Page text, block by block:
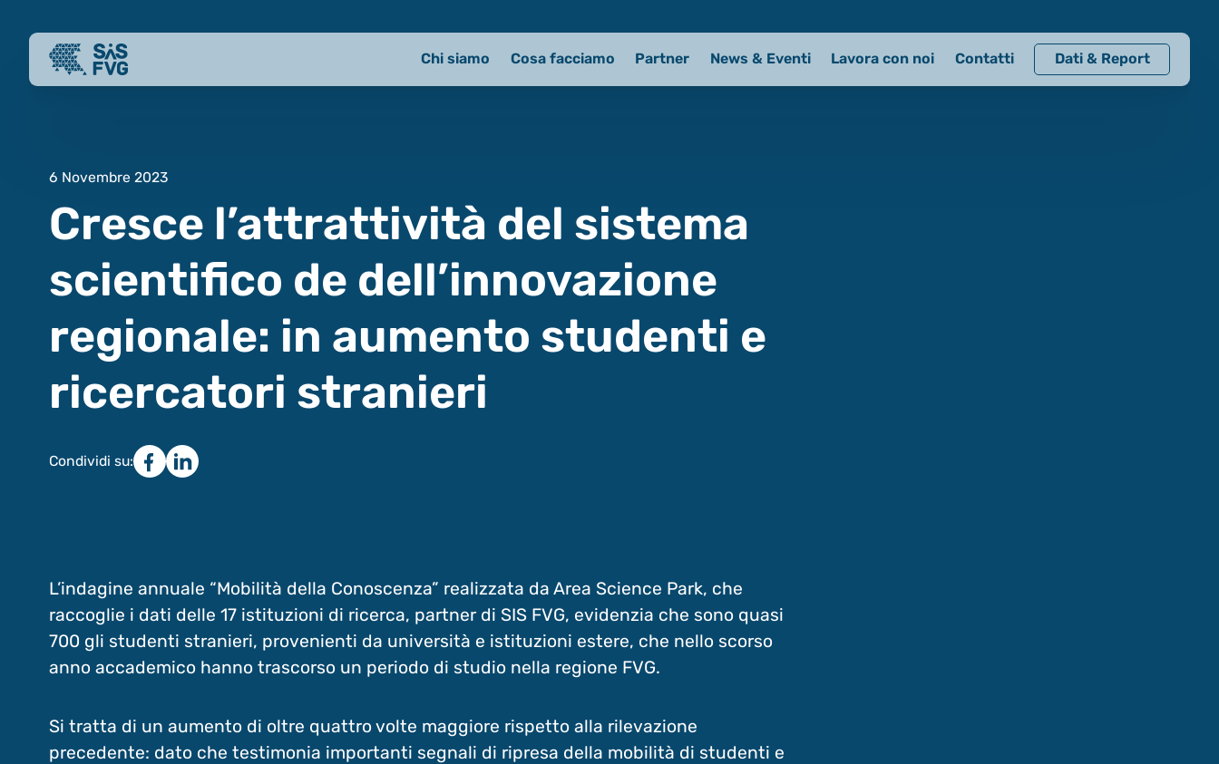
Chi siamo Cosa facciamo Partner News & Eventi Lavora con noi Contatti Dati & Report
6 Novembre 2023
Cresce l’attrattività del sistema
scientifico de dell’innovazione
regionale: in aumento studenti e
ricercatori stranieri
Condividi su:
L’indagine annuale “Mobilità della Conoscenza” realizzata da Area Science Park, che
raccoglie i dati delle 17 istituzioni di ricerca, partner di SIS FVG, evidenzia che sono quasi
700 gli studenti stranieri, provenienti da università e istituzioni estere, che nello scorso
anno accademico hanno trascorso un periodo di studio nella regione FVG.
Si tratta di un aumento di oltre quattro volte maggiore rispetto alla rilevazione
precedente: dato che testimonia importanti segnali di ripresa della mobilità di studenti e